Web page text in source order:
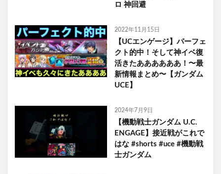
ロ 神回避
2022年11月15日
【UCエンゲージ】パーフェ
クト的中！そして神イベ復
活きたああああああ！〜最
新情報まとめ〜【ガンダム
UCE】
2024年7月9日
【機動戦士ガンダム U.C.
ENGAGE】接近戦がこれで
はな #shorts #uce #機動戦
士ガンダム